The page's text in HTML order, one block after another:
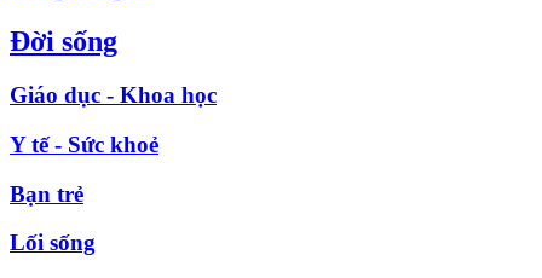
Đời sống
Giáo dục - Khoa học
Y tế - Sức khoẻ
Bạn trẻ
Lối sống